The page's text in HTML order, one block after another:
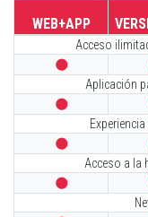
WEB+APP
Acceso

Aplicación


Acceso a la
